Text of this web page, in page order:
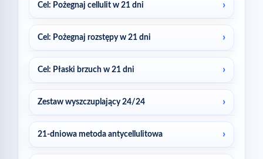
Cel: Pożegnaj cellulit w 21 dni
Cel: Pożegnaj rozstępy w 21 dni
Cel: Płaski brzuch w 21 dni
Zestaw wyszczuplający 24/24
21-dniowa metoda antycellulitowa